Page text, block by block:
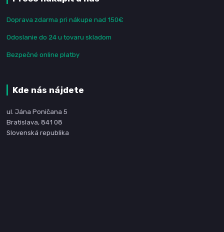
Doprava zdarma pri nákupe nad 150€
Odoslanie do 24 u tovaru skladom
Bezpečné online platby
Kde nás nájdete
ul. Jána Poničana 5
Bratislava, 841 08
Slovenská republika